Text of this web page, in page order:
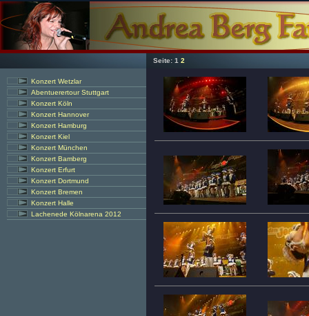
Seite: 1 2
Konzert Wetzlar
Abentuerertour Stuttgart
Konzert Köln
Konzert Hannover
Konzert Hamburg
Konzert Kiel
Konzert München
Konzert Bamberg
Konzert Erfurt
Konzert Dortmund
Konzert Bremen
Konzert Halle
Lachenede Kölnarena 2012